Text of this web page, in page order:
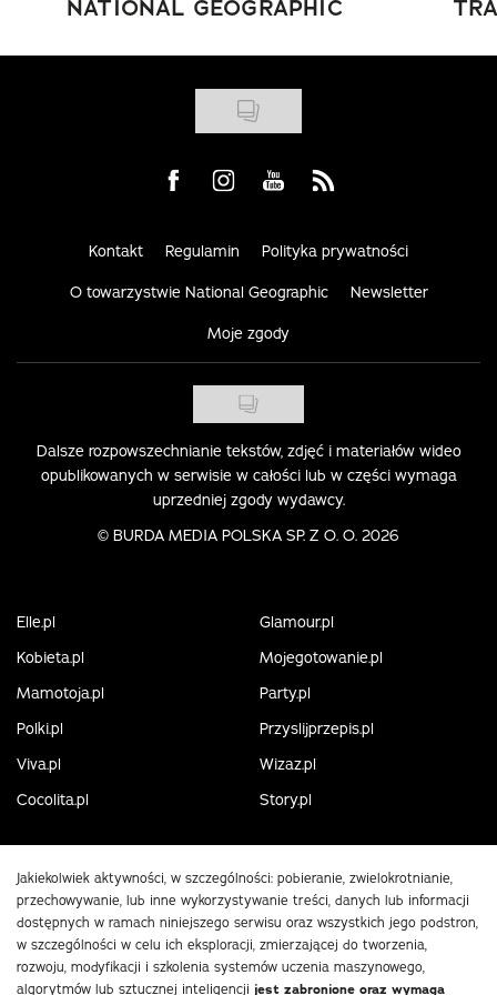
NATIONAL GEOGRAPHIC
Visit us on Facebook
Visit us on Instagram
Visit us on Youtube
Visit us on Rss
Kontakt Regulamin Polityka prywatności
O towarzystwie National Geographic Newsletter
Moje zgody
Dalsze rozpowszechnianie tekstów, zdjęć i materiałów wideo
opublikowanych w serwisie w całości lub w części wymaga
uprzedniej zgody wydawcy.
© BURDA MEDIA POLSKA SP. Z O. O. 2026
Elle.pl
Glamour.pl
Kobieta.pl
Mojegotowanie.pl
Mamotoja.pl
Party.pl
Polki.pl
Przyslijprzepis.pl
Viva.pl
Wizaz.pl
Cocolita.pl
Story.pl
Jakiekolwiek aktywności, w szczególności: pobieranie, zwielokrotnianie,
przechowywanie, lub inne wykorzystywanie treści, danych lub informacji
dostępnych w ramach niniejszego serwisu oraz wszystkich jego podstron,
w szczególności w celu ich eksploracji, zmierzającej do tworzenia,
rozwoju, modyfikacji i szkolenia systemów uczenia maszynowego,
algorytmów lub sztucznej inteligencji jest zabronione oraz wymaga